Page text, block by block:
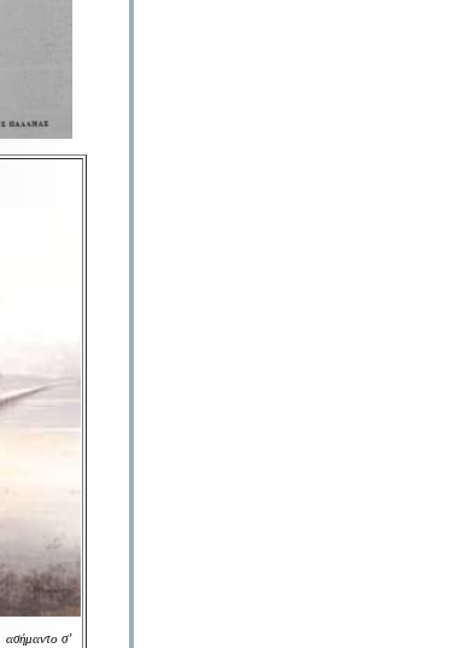
ασήμαντο σ’